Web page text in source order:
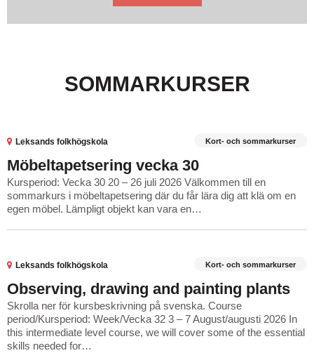
SOMMARKURSER
Leksands folkhögskola Kort- och sommarkurser
Möbeltapetsering vecka 30
Kursperiod: Vecka 30 20 – 26 juli 2026 Välkommen till en
sommarkurs i möbeltapetsering där du får lära dig att klä om en
egen möbel. Lämpligt objekt kan vara en…
Leksands folkhögskola Kort- och sommarkurser
Observing, drawing and painting plants
Skrolla ner för kursbeskrivning på svenska. Course
period/Kursperiod: Week/Vecka 32 3 – 7 August/augusti 2026 In
this intermediate level course, we will cover some of the essential
skills needed for…